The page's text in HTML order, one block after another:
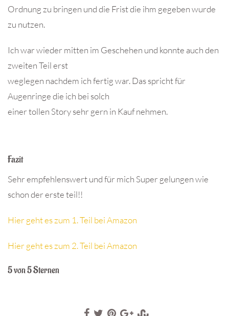
Ordnung zu bringen und die Frist die ihm gegeben wurde
zu nutzen.
Ich war wieder mitten im Geschehen und konnte auch den
zweiten Teil erst
weglegen nachdem ich fertig war. Das spricht für
Augenringe die ich bei solch
einer tollen Story sehr gern in Kauf nehmen.
Fazit
Sehr empfehlenswert und für mich Super gelungen wie
schon der erste teil!!
Hier geht es zum 1. Teil bei Amazon
Hier geht es zum 2. Teil bei Amazon
5 von 5 Sternen